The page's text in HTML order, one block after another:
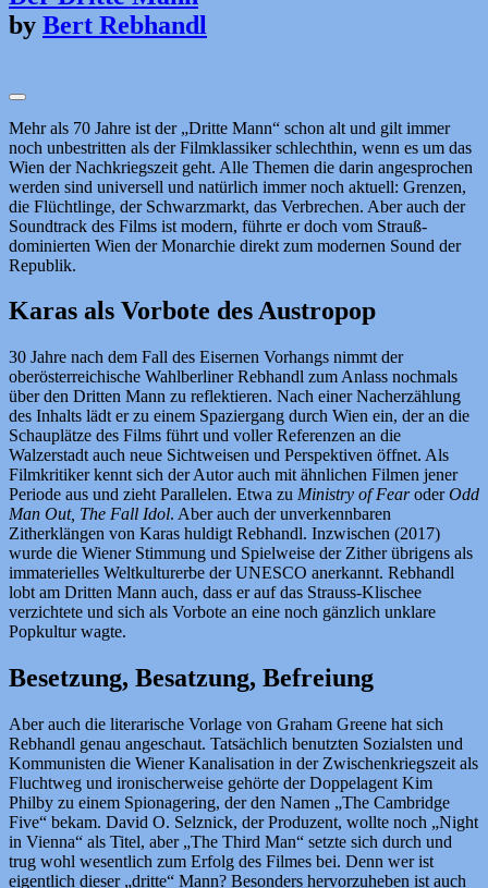
by Bert Rebhandl
Mehr als 70 Jahre ist der „Dritte Mann“ schon alt und gilt immer
noch unbestritten als der Filmklassiker schlechthin, wenn es um das
Wien der Nachkriegszeit geht. Alle Themen die darin angesprochen
werden sind universell und natürlich immer noch aktuell: Grenzen,
die Flüchtlinge, der Schwarzmarkt, das Verbrechen. Aber auch der
Soundtrack des Films ist modern, führte er doch vom Strauß-
dominierten Wien der Monarchie direkt zum modernen Sound der
Republik.
Karas als Vorbote des Austropop
30 Jahre nach dem Fall des Eisernen Vorhangs nimmt der
oberösterreichische Wahlberliner Rebhandl zum Anlass nochmals
über den Dritten Mann zu reflektieren. Nach einer Nacherzählung
des Inhalts lädt er zu einem Spaziergang durch Wien ein, der an die
Schauplätze des Films führt und voller Referenzen an die
Walzerstadt auch neue Sichtweisen und Perspektiven öffnet. Als
Filmkritiker kennt sich der Autor auch mit ähnlichen Filmen jener
Periode aus und zieht Parallelen. Etwa zu Ministry of FearoderOdd
Man Out, The Fall Idol. Aber auch der unverkennbaren
Zitherklängen von Karas huldigt Rebhandl. Inzwischen (2017)
wurde die Wiener Stimmung und Spielweise der Zither übrigens als
immaterielles Weltkulturerbe der UNESCO anerkannt. Rebhandl
lobt am Dritten Mann auch, dass er auf das Strauss-Klischee
verzichtete und sich als Vorbote an eine noch gänzlich unklare
Popkultur wagte.
Besetzung, Besatzung, Befreiung
Aber auch die literarische Vorlage von Graham Greene hat sich
Rebhandl genau angeschaut. Tatsächlich benutzten Sozialsten und
Kommunisten die Wiener Kanalisation in der Zwischenkriegszeit als
Fluchtweg und ironischerweise gehörte der Doppelagent Kim
Philby zu einem Spionagering, der den Namen „The Cambridge
Five“ bekam. David O. Selznick, der Produzent, wollte noch „Night
in Vienna“ als Titel, aber „The Third Man“ setzte sich durch und
trug wohl wesentlich zum Erfolg des Filmes bei. Denn wer ist
eigentlich dieser „dritte“ Mann? Besonders hervorzuheben ist auch